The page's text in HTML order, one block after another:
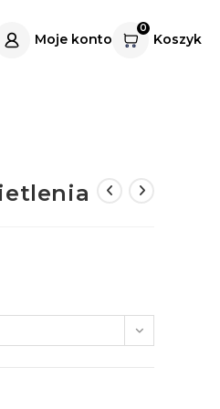
Moje konto Koszyk
0